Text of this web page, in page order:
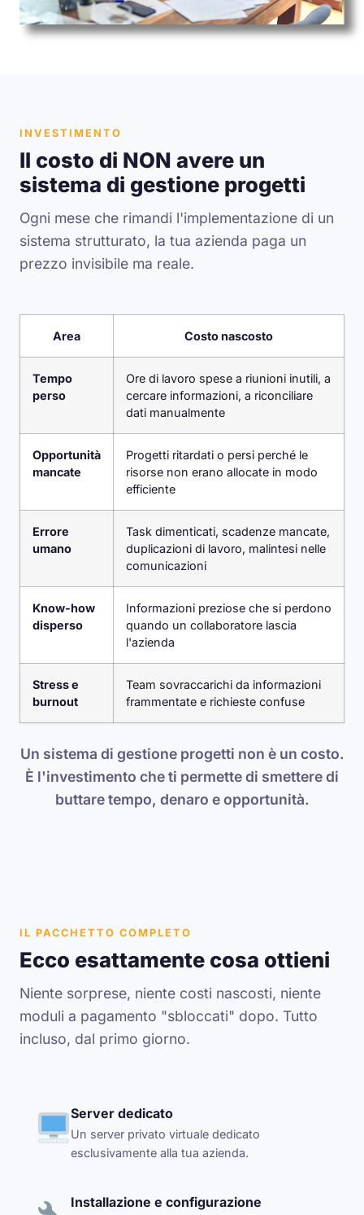
INVESTIMENTO
Il costo di NON avere un
sistema di gestione progetti
Ogni mese che rimandi l'implementazione di un
sistema strutturato, la tua azienda paga un
prezzo invisibile ma reale.
Area Costo nascosto
Tempo
perso
Ore di lavoro spese a riunioni inutili, a
cercare informazioni, a riconciliare
dati manualmente
Opportunità
mancate
Progetti ritardati o persi perché le
risorse non erano allocate in modo
efficiente
Errore
umano
Task dimenticati, scadenze mancate,
duplicazioni di lavoro, malintesi nelle
comunicazioni
Know-how
disperso
Informazioni preziose che si perdono
quando un collaboratore lascia
l'azienda
Stress e
burnout
Team sovraccarichi da informazioni
frammentate e richieste confuse
Un sistema di gestione progetti non è un costo.
È l'investimento che ti permette di smettere di
buttare tempo, denaro e opportunità.
IL PACCHETTO COMPLETO
Ecco esattamente cosa ottieni
Niente sorprese, niente costi nascosti, niente
moduli a pagamento "sbloccati" dopo. Tutto
incluso, dal primo giorno.
Server dedicato
Un server privato virtuale dedicato
esclusivamente alla tua azienda.
Installazione e configurazione